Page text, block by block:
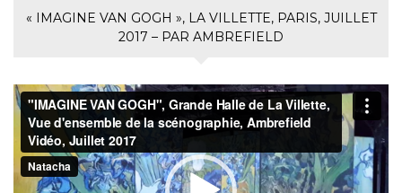
« IMAGINE VAN GOGH », LA VILLETTE, PARIS, JUILLET
2017 – PAR AMBREFIELD
Lecteur
vidéo